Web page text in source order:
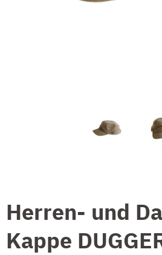
Herren- und
Kappe